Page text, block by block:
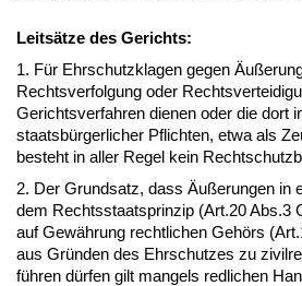
Leitsätze des Gerichts:
1. Für Ehrschutzklagen gegen
Rechtsverfolgung oder
Gerichtsverfahren dienen oder die dort
staatsbürgerlicher Pflichten, etwa als
besteht in aller Regel kein
2. Der Grundsatz, dass Äußerungen in
dem Rechtsstaatsprinzip (Art.20 Abs.3
auf Gewährung rechtlichen Gehörs
aus Gründen des Ehrschutzes zu
führen dürfen gilt mangels redlichen